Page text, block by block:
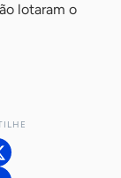
lotaram o